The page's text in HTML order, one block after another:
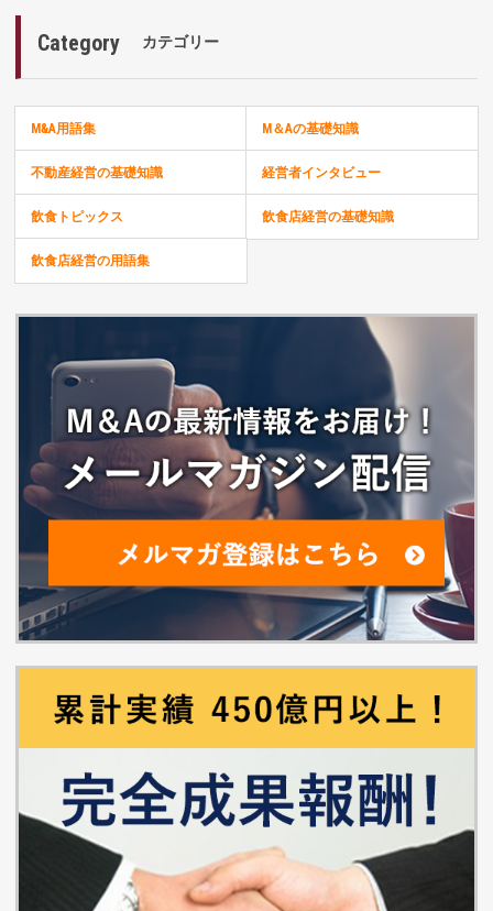
Category カテゴリー
M&A用語集 M＆Aの基礎知識
不動産経営の基礎知識 経営者インタビュー
飲食トピックス 飲食店経営の基礎知識
飲食店経営の用語集